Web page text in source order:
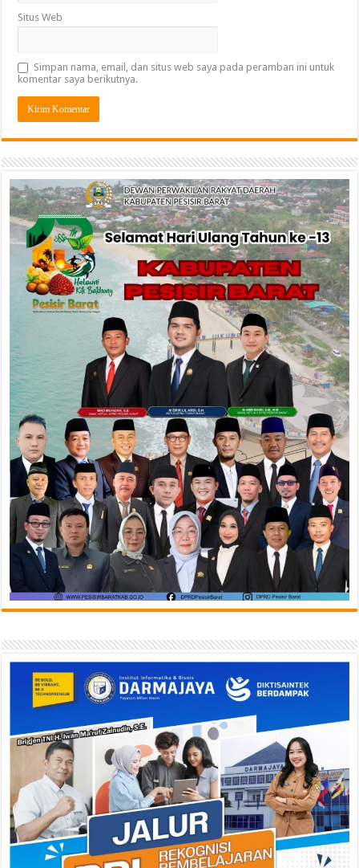
Situs Web
Simpan nama, email, dan situs web saya pada peramban ini untuk
komentar saya berikutnya.